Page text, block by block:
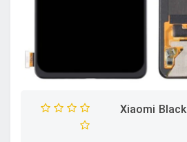
ال سی دی شیائومی Xiaomi Black